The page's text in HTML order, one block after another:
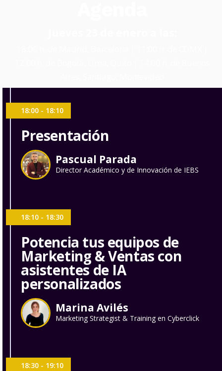
18:00 - 18:10
Presentación
Pascual Parada
Director Académico y de Innovación de IEBS
18:10 - 18:30
Potencia tus equipos de
Marketing & Ventas con
asistentes de IA
personalizados
Marina Avilés
Marketing Strategist & Training en Cyberclick
18:30 - 19:10